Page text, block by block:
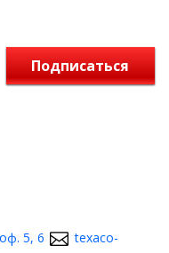
и
соблюдать правила
охраны окружающей
в сухом
Подписаться
5, 6
texaco-